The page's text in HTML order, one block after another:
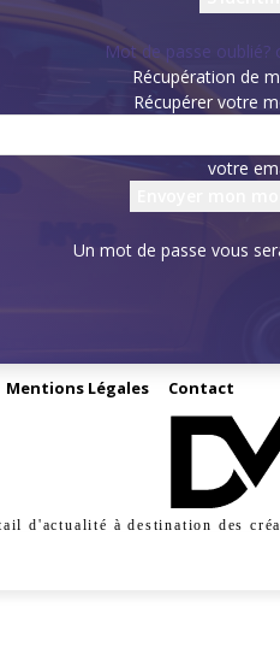
Mot de passe oublié?
Récupération de
Récupérer votre
votre
Un mot de passe vous
Mentions Légales Contact
d'actualité à destination des